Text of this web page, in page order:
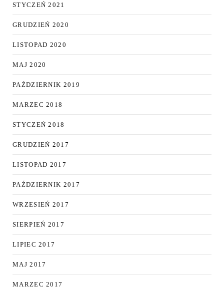
STYCZEŃ 2021
GRUDZIEŃ 2020
LISTOPAD 2020
MAJ 2020
PAŹDZIERNIK 2019
MARZEC 2018
STYCZEŃ 2018
GRUDZIEŃ 2017
LISTOPAD 2017
PAŹDZIERNIK 2017
WRZESIEŃ 2017
SIERPIEŃ 2017
LIPIEC 2017
MAJ 2017
MARZEC 2017